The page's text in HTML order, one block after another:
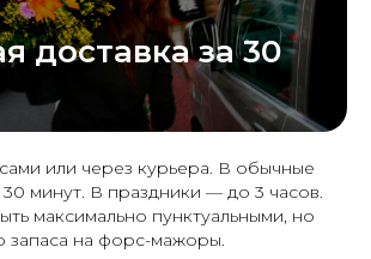
доставка за 30
или через курьера. В обычные
минут. В праздники — до 3 часов.
максимально пунктуальными, но
запаса на форс-мажоры.